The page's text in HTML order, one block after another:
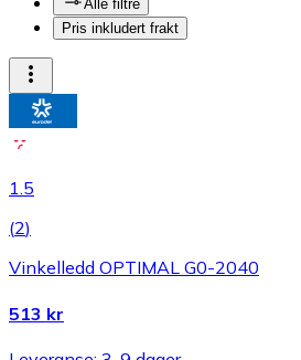
Alle filtre
Pris inkludert frakt
1.5
(2)
Vinkelledd OPTIMAL G0-2040
513 kr